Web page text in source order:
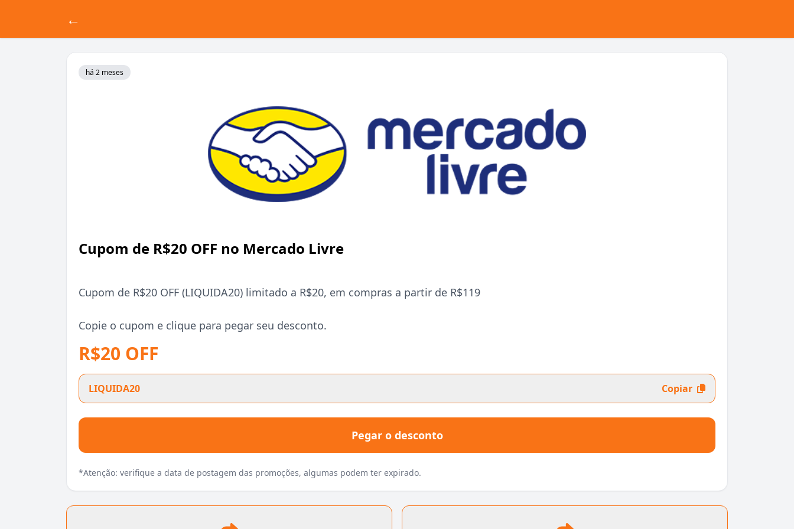
←
há 2 meses
Cupom de R$20 OFF no Mercado Livre
Cupom de R$20 OFF (LIQUIDA20) limitado a R$20, em compras a partir de R$119
Copie o cupom e clique para pegar seu desconto.
R$20 OFF
LIQUIDA20 Copiar
Pegar o desconto
*Atenção: verifique a data de postagem das promoções, algumas podem ter expirado.